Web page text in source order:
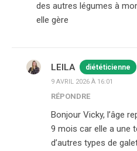
des autres légumes à
elle gère
LEILA diététicienne
9 AVRIL 2026 À 16:01
RÉPONDRE
Bonjour Vicky, l’âge
9 mois car elle a une
d’autres types de